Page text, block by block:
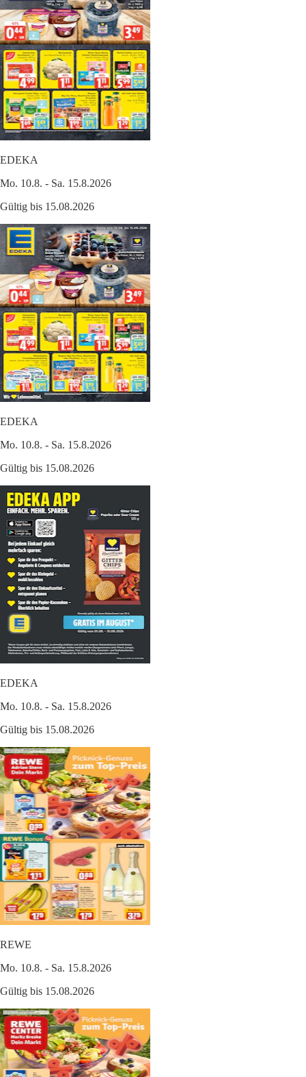
EDEKA
Mo. 10.8. - Sa. 15.8.2026
Gültig bis 15.08.2026
EDEKA
Mo. 10.8. - Sa. 15.8.2026
Gültig bis 15.08.2026
EDEKA
Mo. 10.8. - Sa. 15.8.2026
Gültig bis 15.08.2026
REWE
Mo. 10.8. - Sa. 15.8.2026
Gültig bis 15.08.2026